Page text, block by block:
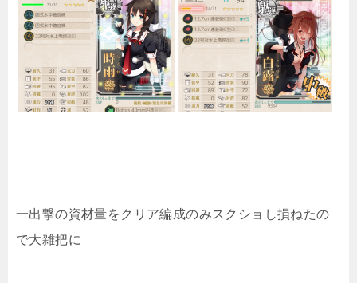
一出撃の資材量をクリア編成のみスクショし損ねたの
で大雑把に